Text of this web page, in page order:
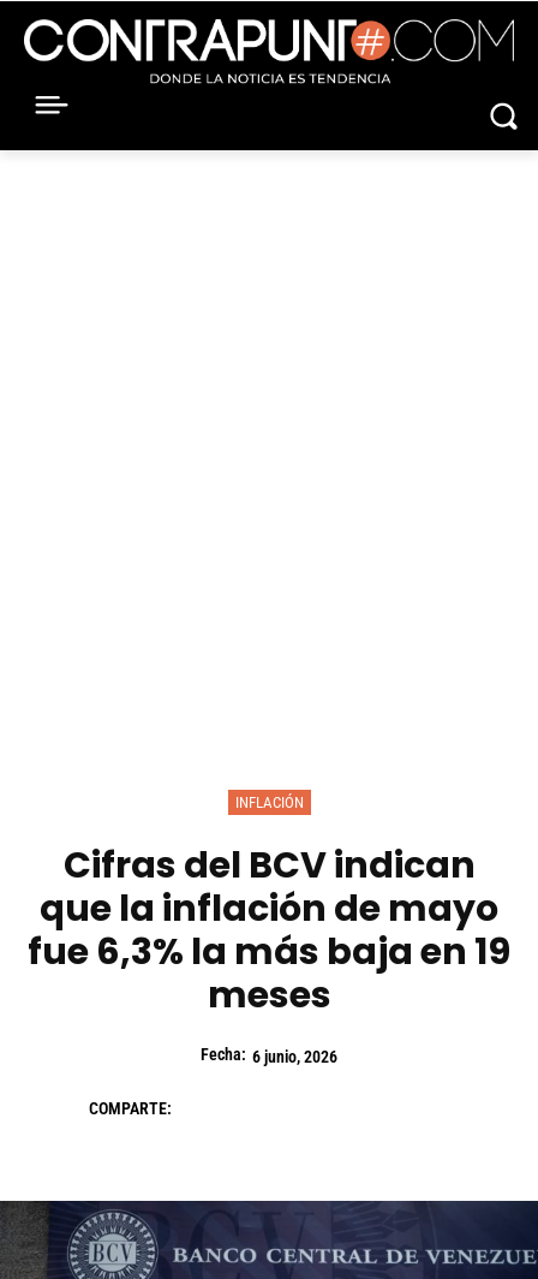
INFLACIÓN
Cifras del BCV indican
que la inflación de mayo
fue 6,3% la más baja en 19
meses
Fecha: 6 junio, 2026
COMPARTE: